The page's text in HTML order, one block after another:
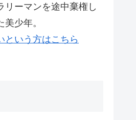
リーマンを途中棄権し
少年。
いう方はこちら